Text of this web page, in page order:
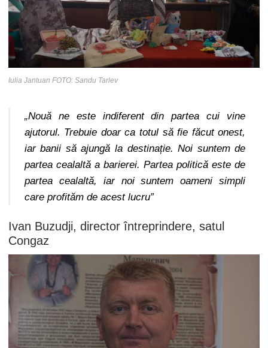
Iulia Jantuan FOTO: Sandu Tarlev
„Nouă ne este indiferent din partea cui vine
ajutorul. Trebuie doar ca totul să fie făcut onest,
iar banii să ajungă la destinație. Noi suntem de
partea cealaltă a barierei. Partea politică este de
partea cealaltă, iar noi suntem oameni simpli
care profităm de acest lucru”
Ivan Buzudji, director întreprindere, satul
Congaz